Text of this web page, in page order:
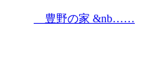
豊野の家 &nb……